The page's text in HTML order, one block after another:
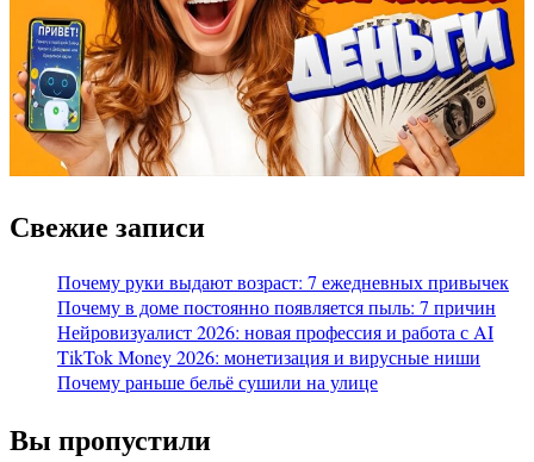
Свежие записи
Почему руки выдают возраст: 7 ежедневных привычек
Почему в доме постоянно появляется пыль: 7 причин
Нейровизуалист 2026: новая профессия и работа с AI
TikTok Money 2026: монетизация и вирусные ниши
Почему раньше бельё сушили на улице
Вы пропустили